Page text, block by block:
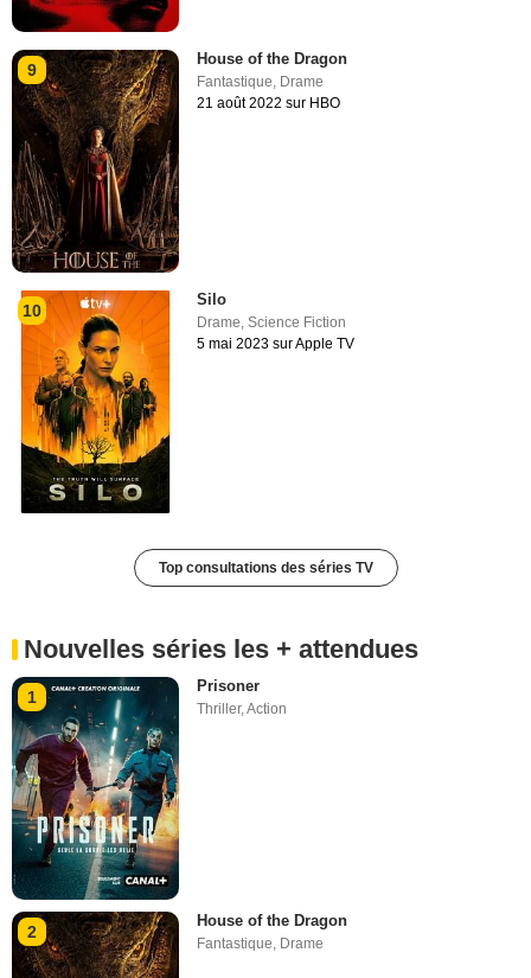
9
House of the Dragon
Fantastique Drame
21 août 2022 sur HBO
10
Silo
Drame,Science Fiction
5 mai 2023 sur Apple TV
Top consultations des séries TV
Nouvelles séries les + attendues
1
Prisoner
Thriller,Action
2
House of the Dragon
Fantastique, Drame